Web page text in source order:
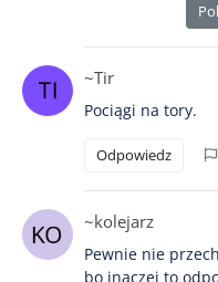
~Tir
Pociągi na tory.
Odpowiedz
~kolejarz
Pewnie nie
bo inaczej to